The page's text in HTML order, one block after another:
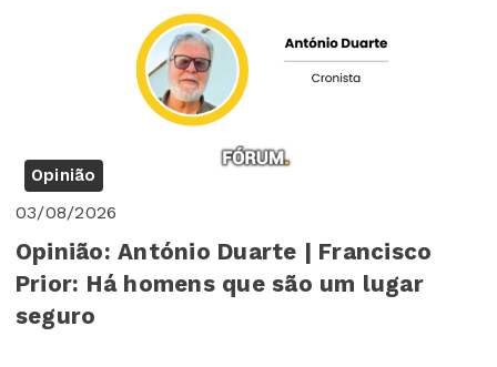
Opinião
03/08/2026
Opinião: António Duarte | Francisco
Prior: Há homens que são um lugar
seguro